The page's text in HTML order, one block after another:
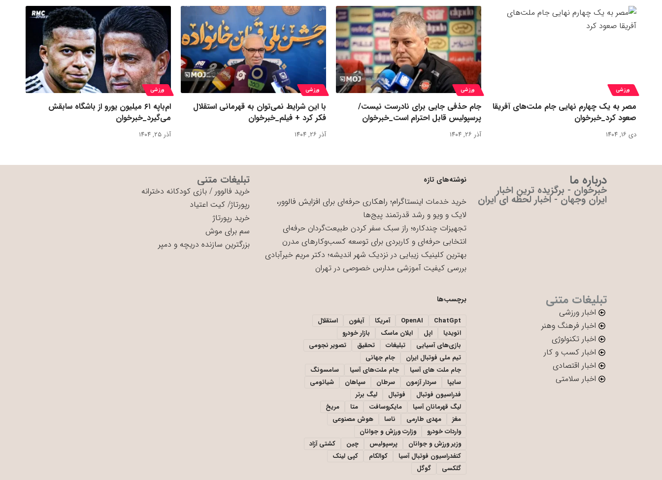
ورزشی
مصر به یک چهارم نهایی جام ملت‌های آفریقا
صعود کرد_خبرخوان
دی ۱۶, ۱۴۰۴
ورزشی
جام حذفی جایی برای نادرست نیست/
پرسپولیس قابل احترام است_خبرخوان
آذر ۲۶, ۱۴۰۴
ورزشی
با این شرایط نمی‌توان به قهرمانی استقلال
فکر کرد + فیلم_خبرخوان
آذر ۲۶, ۱۴۰۴
ورزشی
ام‌باپه ۶۱ میلیون یورو از باشگاه سابقش
می‌گیرد_خبرخوان
آذر ۲۵, ۱۴۰۴
درباره ما
خبرخوان - برگزیده ترین اخبار
ایران وجهان - اخبار لحظه ای ایران
نوشته‌های تازه
خرید خدمات اینستاگرام؛ راهکاری حرفه‌ای برای افزایش فالوور،
لایک و ویو و رشد قدرتمند پیج‌ها
تجهیزات چندکاره؛ راز سبک سفر کردن طبیعت‌گردان حرفه‌ای
انتخابی حرفه‌ای و کاربردی برای توسعه کسب‌وکارهای مدرن
بهترین کلینیک زیبایی در نزدیک شهر اندیشه؛ دکتر مریم خیرآبادی
بررسی کیفیت آموزشی مدارس خصوصی در تهران
تبلیغات متنی
خرید فالوور /بازی کودکانه دخترانه
رپورتاژ/کیت اعتیاد
خرید رپورتاژ
سم برای موش
بزرگترین سازنده دریچه و دمپر
تبلیغات متنی
اخبار ورزشی
اخبار فرهنگ وهنر
اخبار تکنولوژی
اخبار کسب و کار
اخبار اقتصادی
اخبار سلامتی
برچسب‌ها
ChatGpt
OpenAI آمریکا آیفون
استقلال
انویدیا
اپل ایلان ماسک
بازار خودرو
بازی‌های آسیایی
تبلیغات تحقیق
تصویر نجومی
تیم ملی فوتبال ایران
جام جهانی
جام ملت های آسیا
جام ملت‌های آسیا
سامسونگ
سایپا
سردار آزمون سرطان سپاهان
شیائومی
فدراسیون فوتبال
فوتبال
لیگ برتر
لیگ قهرمانان آسیا
مایکروسافت متا
مریخ
مغز
مهدی طارمی ناسا
هوش مصنوعی
واردات خودرو
وزارت ورزش و جوانان
وزیر ورزش و جوانان
پرسپولیس چین
کشتی آزاد
کنفدراسیون فوتبال آسیا
کوالکام
کپی لینک
گلکسی
گوگل